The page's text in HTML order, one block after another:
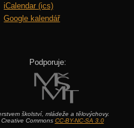
iCalendar (ics)
Google kalendář
Podporuje:
školství, mládeže a tělovýchovy.
Commons CC-BY-NC-SA 3.0